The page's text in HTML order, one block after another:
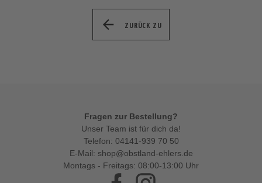
ZURÜCK ZU
Fragen zur Bestellung?
Unser Team ist für dich da!
Telefon: 04141-939 70 50
E-Mail: shop@obstland-ehlers.de
Montags - Freitags: 08:00-13:00 Uhr
Facebook